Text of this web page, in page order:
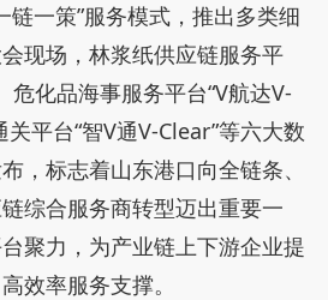
链一策”服务模式，推出多类细
现场，林浆纸供应链服务平
危化品海事服务平台“V航达V-
平台“智V通V-Clear”等六大数
，标志着山东港口向全链条、
综合服务商转型迈出重要一
聚力，为产业链上下游企业提
效率服务支撑。